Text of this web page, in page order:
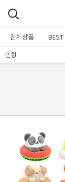
전체상품 BEST
인형